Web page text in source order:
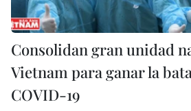
Consolidan gran unidad
Vietnam para ganar la
COVID-19